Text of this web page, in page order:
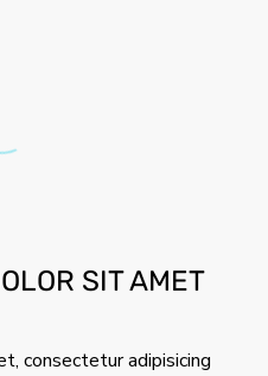
SIT AMET
consectetur adipisicing